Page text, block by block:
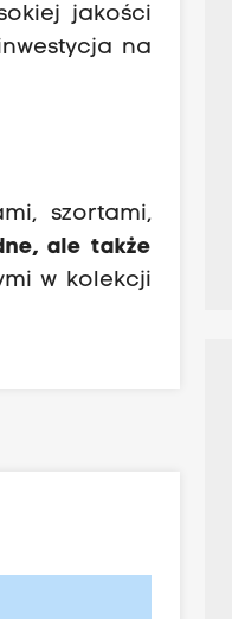
jakości
na
szortami,
ale także
w kolekcji